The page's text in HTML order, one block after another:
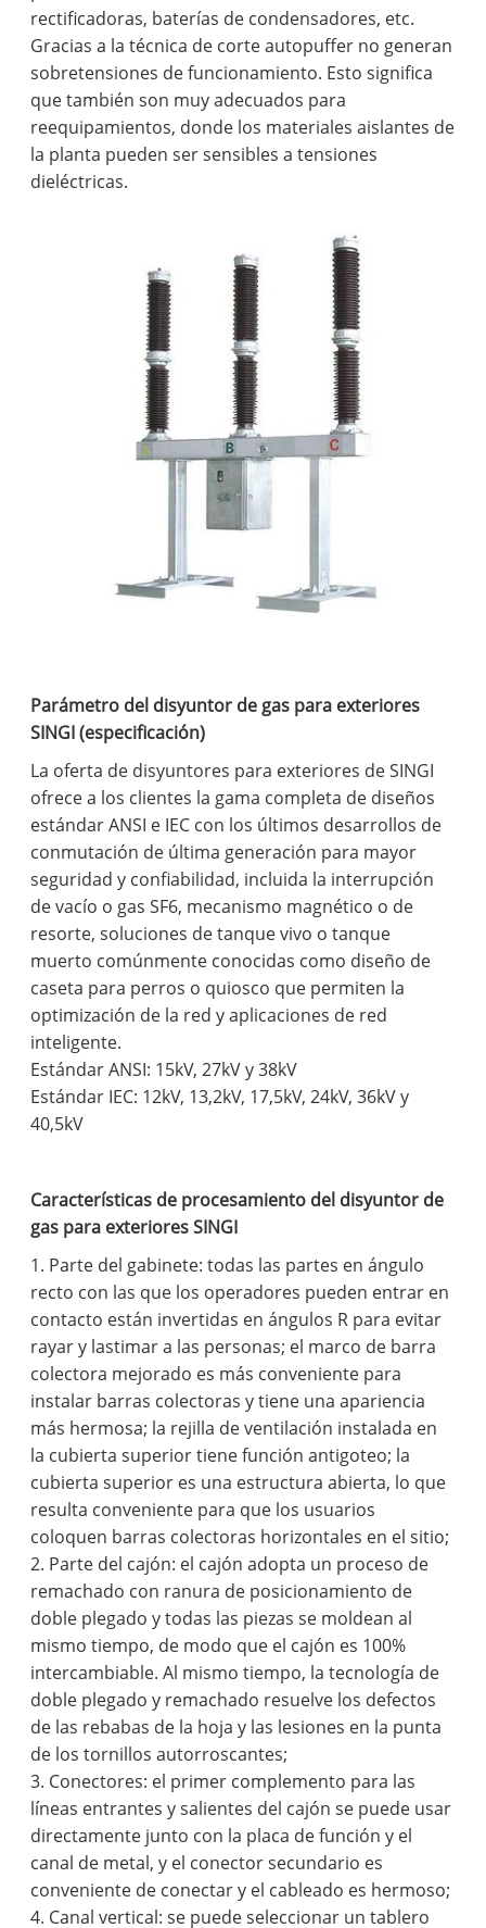
rectificadoras, baterías de condensadores, etc.
Gracias a la técnica de corte autopuffer no generan
sobretensiones de funcionamiento. Esto significa
que también son muy adecuados para
reequipamientos, donde los materiales aislantes de
la planta pueden ser sensibles a tensiones
dieléctricas.
Parámetro del disyuntor de gas para exteriores
SINGI (especificación)
La oferta de disyuntores para exteriores de SINGI
ofrece a los clientes la gama completa de diseños
estándar ANSI e IEC con los últimos desarrollos de
conmutación de última generación para mayor
seguridad y confiabilidad, incluida la interrupción
de vacío o gas SF6, mecanismo magnético o de
resorte, soluciones de tanque vivo o tanque
muerto comúnmente conocidas como diseño de
caseta para perros o quiosco que permiten la
optimización de la red y aplicaciones de red
inteligente.
Estándar ANSI: 15kV, 27kV y 38kV
Estándar IEC: 12kV, 13,2kV, 17,5kV, 24kV, 36kV y
40,5kV
Características de procesamiento del disyuntor de
gas para exteriores SINGI
1. Parte del gabinete: todas las partes en ángulo
recto con las que los operadores pueden entrar en
contacto están invertidas en ángulos R para evitar
rayar y lastimar a las personas; el marco de barra
colectora mejorado es más conveniente para
instalar barras colectoras y tiene una apariencia
más hermosa; la rejilla de ventilación instalada en
la cubierta superior tiene función antigoteo; la
cubierta superior es una estructura abierta, lo que
resulta conveniente para que los usuarios
coloquen barras colectoras horizontales en el sitio;
2. Parte del cajón: el cajón adopta un proceso de
remachado con ranura de posicionamiento de
doble plegado y todas las piezas se moldean al
mismo tiempo, de modo que el cajón es 100%
intercambiable. Al mismo tiempo, la tecnología de
doble plegado y remachado resuelve los defectos
de las rebabas de la hoja y las lesiones en la punta
de los tornillos autorroscantes;
3. Conectores: el primer complemento para las
líneas entrantes y salientes del cajón se puede usar
directamente junto con la placa de función y el
canal de metal, y el conector secundario es
conveniente de conectar y el cableado es hermoso;
4. Canal vertical: se puede seleccionar un tablero